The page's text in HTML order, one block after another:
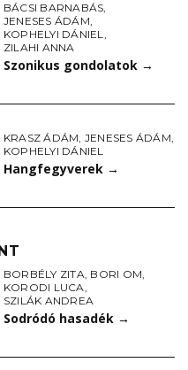
BÁCSI BARNABÁS,
JENESES ÁDÁM,
KOPHELYI DÁNIEL,
ZILAHI ANNA
Szonikus gondolatok →
KRASZ ÁDÁM, JENESES ÁDÁM,
KOPHELYI DÁNIEL
Hangfegyverek →
BORBÉLY ZITA, BORI OM,
KORODI LUCA,
SZILÁK ANDREA
Sodródó hasadék →